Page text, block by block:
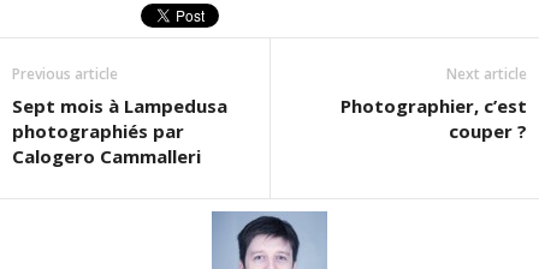
Previous article
Sept mois à Lampedusa
photographiés par
Calogero Cammalleri
Next article
Photographier, c’est
couper ?